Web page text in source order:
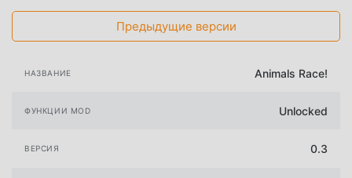
Предыдущие версии
НАЗВАНИЕ Animals Race!
ФУНКЦИИ MOD Unlocked
ВЕРСИЯ 0.3